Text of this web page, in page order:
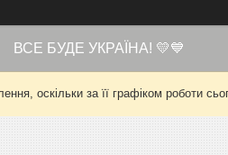
ВСЕ БУДЕ УКРАЇНА! 💛💙
оскільки за її графіком роботи